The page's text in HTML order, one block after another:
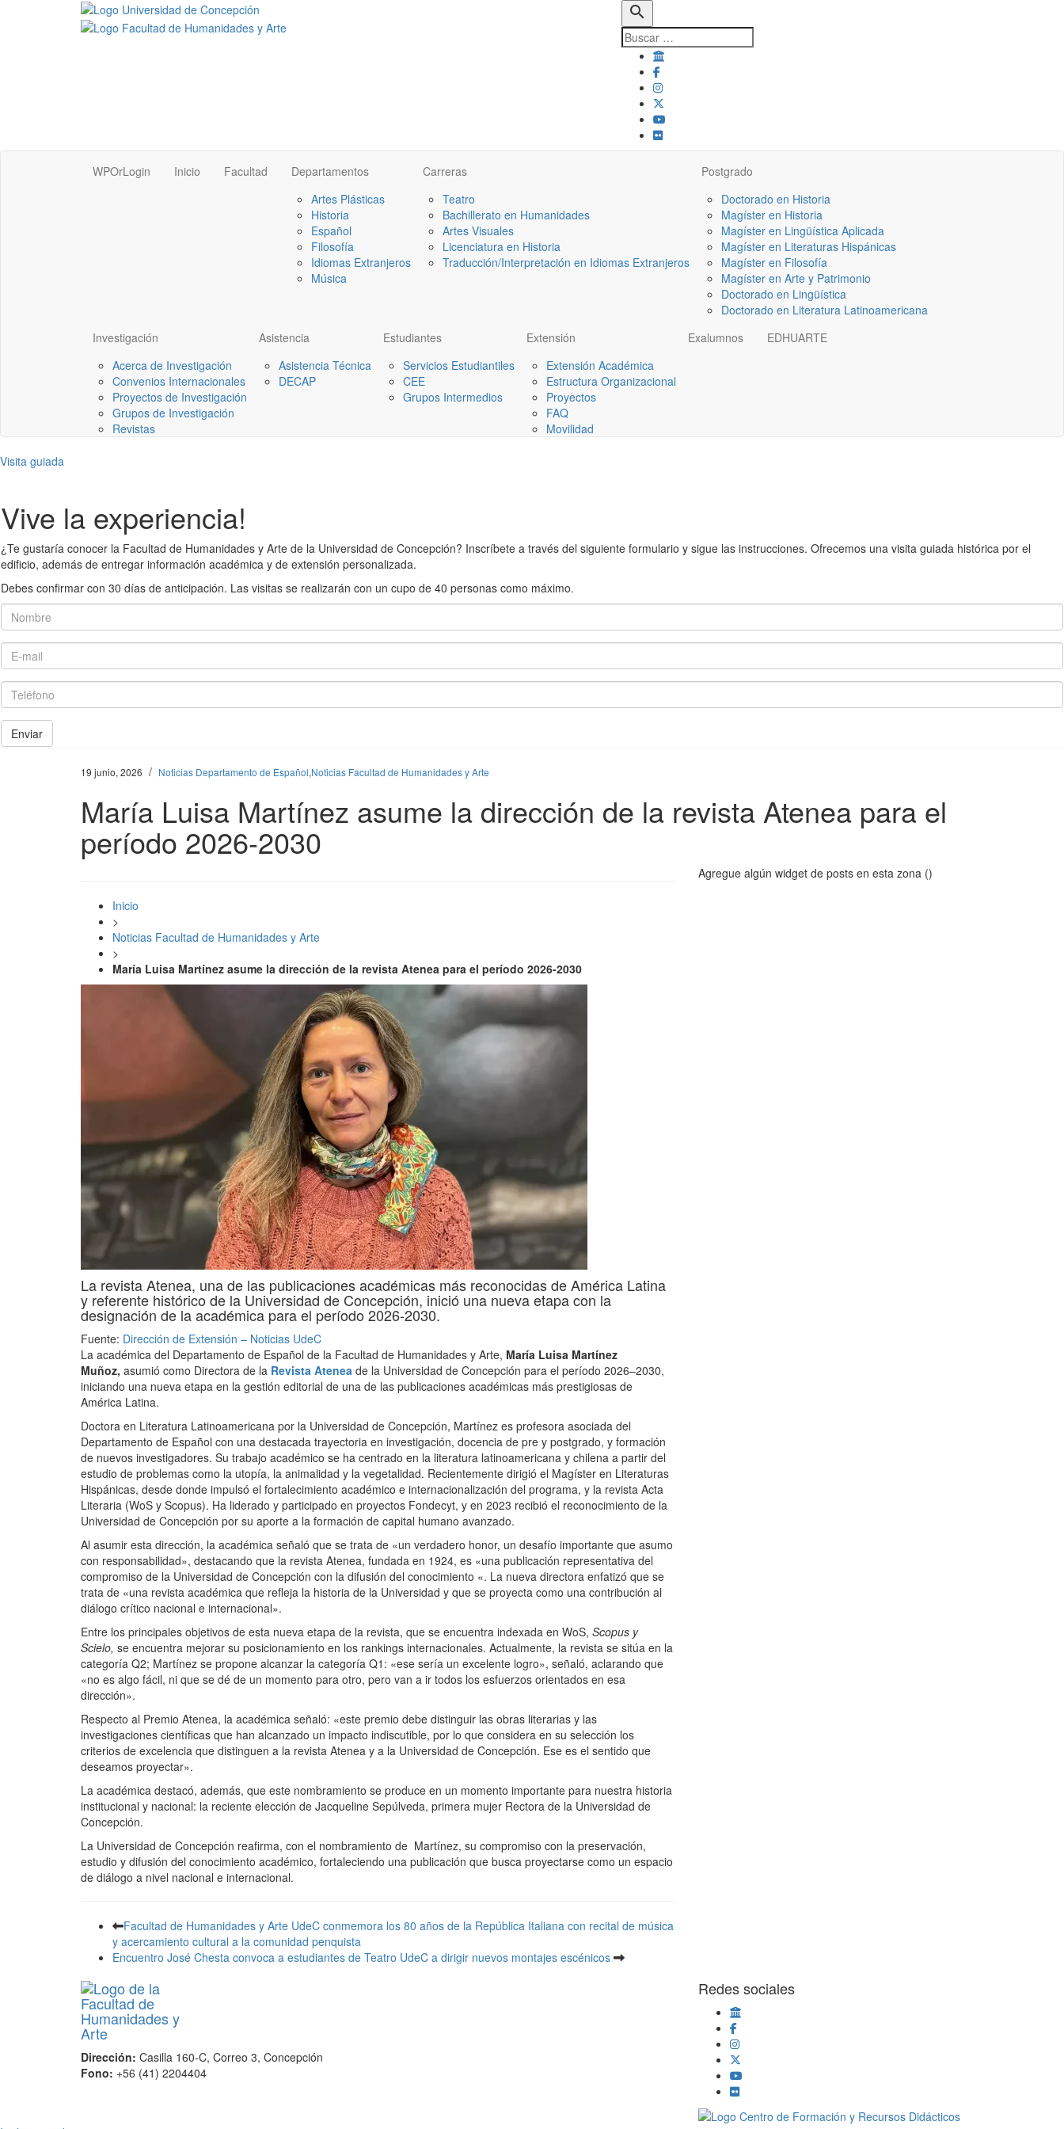
search
WPOrLogin Inicio Facultad
Departamentos
Artes Plásticas
Historia
Español
Filosofía
Idiomas Extranjeros
Música
Carreras
Teatro
Bachillerato en Humanidades
Artes Visuales
Licenciatura en Historia
Traducción/Interpretación en Idiomas Extranjeros
Postgrado
Doctorado en Historia
Magíster en Historia
Magíster en Lingüística Aplicada
Magíster en Literaturas Hispánicas
Magíster en Filosofía
Magíster en Arte y Patrimonio
Doctorado en Lingüística
Doctorado en Literatura Latinoamericana
Investigación
Acerca de Investigación
Convenios Internacionales
Proyectos de Investigación
Grupos de Investigación
Revistas
Asistencia
Asistencia Técnica
DECAP
Estudiantes
Servicios Estudiantiles
CEE
Grupos Intermedios
Extensión
Extensión Académica
Estructura Organizacional
Proyectos
FAQ
Movilidad
Exalumnos EDHUARTE
Visita guiada
Vive la experiencia!
¿Te gustaría conocer la Facultad de Humanidades y Arte de la Universidad de Concepción? Inscríbete a través del siguiente formulario y sigue las instrucciones. Ofrecemos una visita guiada histórica por el
edificio, además de entregar información académica y de extensión personalizada.
Debes confirmar con 30 días de anticipación. Las visitas se realizarán con un cupo de 40 personas como máximo.
Nombre
E-mail
Teléfono
Enviar
19 junio, 2026 / Noticias Departamento de Español,Noticias Facultad de Humanidades y Arte
María Luisa Martínez asume la dirección de la revista Atenea para el
período 2026-2030
Inicio
>
Noticias Facultad de Humanidades y Arte
>
María Luisa Martínez asume la dirección de la revista Atenea para el período 2026-2030
La revista Atenea, una de las publicaciones académicas más reconocidas de América Latina
y referente histórico de la Universidad de Concepción, inició una nueva etapa con la
designación de la académica para el período 2026-2030.
Fuente: Dirección de Extensión – Noticias UdeC
La académica del Departamento de Español de la Facultad de Humanidades y Arte, María Luisa Martínez
Muñoz, asumió como Directora de la Revista Atenea de la Universidad de Concepción para el período 2026–2030,
iniciando una nueva etapa en la gestión editorial de una de las publicaciones académicas más prestigiosas de
América Latina.
Doctora en Literatura Latinoamericana por la Universidad de Concepción, Martínez es profesora asociada del
Departamento de Español con una destacada trayectoria en investigación, docencia de pre y postgrado, y formación
de nuevos investigadores. Su trabajo académico se ha centrado en la literatura latinoamericana y chilena a partir del
estudio de problemas como la utopía, la animalidad y la vegetalidad. Recientemente dirigió el Magíster en Literaturas
Hispánicas, desde donde impulsó el fortalecimiento académico e internacionalización del programa, y la revista Acta
Literaria (WoS y Scopus). Ha liderado y participado en proyectos Fondecyt, y en 2023 recibió el reconocimiento de la
Universidad de Concepción por su aporte a la formación de capital humano avanzado.
Al asumir esta dirección, la académica señaló que se trata de «un verdadero honor, un desafío importante que asumo
con responsabilidad», destacando que la revista Atenea, fundada en 1924, es «una publicación representativa del
compromiso de la Universidad de Concepción con la difusión del conocimiento «. La nueva directora enfatizó que se
trata de «una revista académica que refleja la historia de la Universidad y que se proyecta como una contribución al
diálogo crítico nacional e internacional».
Entre los principales objetivos de esta nueva etapa de la revista, que se encuentra indexada en WoS, Scopus y
Scielo, se encuentra mejorar su posicionamiento en los rankings internacionales. Actualmente, la revista se sitúa en la
categoría Q2; Martínez se propone alcanzar la categoría Q1: «ese sería un excelente logro», señaló, aclarando que
«no es algo fácil, ni que se dé de un momento para otro, pero van a ir todos los esfuerzos orientados en esa
dirección».
Respecto al Premio Atenea, la académica señaló: «este premio debe distinguir las obras literarias y las
investigaciones científicas que han alcanzado un impacto indiscutible, por lo que considera en su selección los
criterios de excelencia que distinguen a la revista Atenea y a la Universidad de Concepción. Ese es el sentido que
deseamos proyectar».
La académica destacó, además, que este nombramiento se produce en un momento importante para nuestra historia
institucional y nacional: la reciente elección de Jacqueline Sepúlveda, primera mujer Rectora de la Universidad de
Concepción.
La Universidad de Concepción reafirma, con el nombramiento de Martínez, su compromiso con la preservación,
estudio y difusión del conocimiento académico, fortaleciendo una publicación que busca proyectarse como un espacio
de diálogo a nivel nacional e internacional.
Facultad de Humanidades y Arte UdeC conmemora los 80 años de la República Italiana con recital de música
y acercamiento cultural a la comunidad penquista
Encuentro José Chesta convoca a estudiantes de Teatro UdeC a dirigir nuevos montajes escénicos
Agregue algún widget de posts en esta zona ()
Dirección: Casilla 160-C, Correo 3, Concepción
Fono: +56 (41) 2204404
Redes sociales